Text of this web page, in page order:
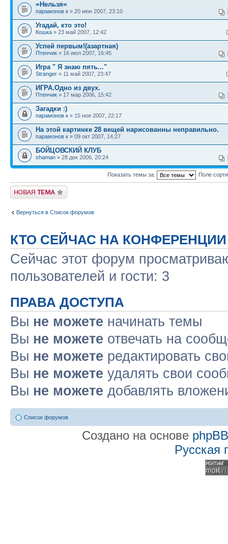
=Нельзя=
парамонов к » 20 июн 2007, 23:10
Угадай, кто это!
Кошка » 23 май 2007, 12:42
Успей первым!(азартная)
Птенчик » 16 июл 2007, 16:45
Игра " Я знаю пять..."
Stranger » 11 май 2007, 23:47
ИГРА.Одно из двух.
Птенчик » 17 мар 2006, 15:42
Загадки :)
парамонов к » 15 ноя 2007, 22:17
На этой картинке 28 вещей нарисованны неправильно.
парамонов к » 09 окт 2007, 14:27
БОЙЦОВСКИЙ КЛУБ
shaman » 28 дек 2006, 20:24
Показать темы за: Поле
Новая тема
Вернуться в Список форумов
КТО СЕЙЧАС НА КОНФЕРЕНЦИИ
Сейчас этот форум
пользователей и гости: 3
ПРАВА ДОСТУПА
Вы не можете начинать темы
Вы не можете отвечать на
Вы не можете редактировать
Вы не можете удалять свои
Вы не можете добавлять
Список форумов
Создано на основе phpBB
Русская